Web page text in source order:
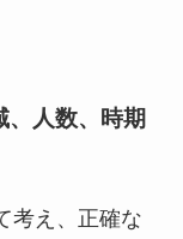
、人数、時期
考え、正確な